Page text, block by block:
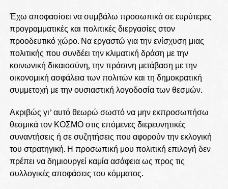
Έχω αποφασίσει να συμβάλω προσωπικά σε ευρύτερες
προγραμματικές και πολιτικές διεργασίες στον
προοδευτικό χώρο. Να εργαστώ για την ενίσχυση μιας
πολιτικής που συνδέει την κλιματική δράση με την
κοινωνική δικαιοσύνη, την πράσινη μετάβαση με την
οικονομική ασφάλεια των πολιτών και τη δημοκρατική
συμμετοχή με την ουσιαστική λογοδοσία των θεσμών.
Ακριβώς γι’ αυτό θεωρώ σωστό να μην εκπροσωπήσω
θεσμικά τον ΚΟΣΜΟ στις επόμενες διερευνητικές
συναντήσεις ή σε συζητήσεις που αφορούν την εκλογική
του στρατηγική. Η προσωπική μου πολιτική επιλογή δεν
πρέπει να δημιουργεί καμία ασάφεια ως προς τις
συλλογικές αποφάσεις του κόμματος.